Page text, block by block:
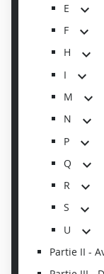
E
F
H
I
M
N
P
Q
R
S
U
Partie II -